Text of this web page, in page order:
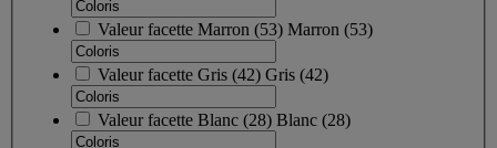
Valeur facette Marron (53) Marron (53)
Valeur facette Gris (42) Gris (42)
Valeur facette Blanc (28) Blanc (28)